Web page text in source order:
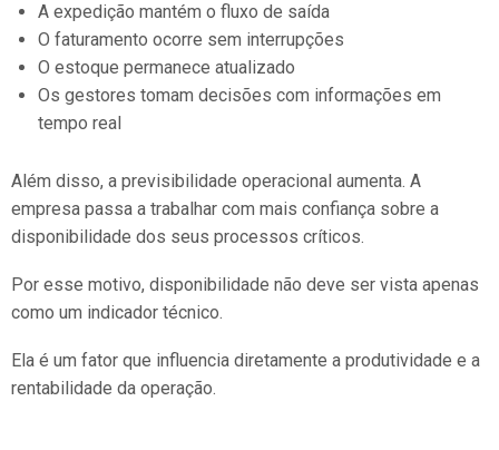
A expedição mantém o fluxo de saída
O faturamento ocorre sem interrupções
O estoque permanece atualizado
Os gestores tomam decisões com informações em
tempo real
Além disso, a previsibilidade operacional aumenta. A
empresa passa a trabalhar com mais confiança sobre a
disponibilidade dos seus processos críticos.
Por esse motivo, disponibilidade não deve ser vista apenas
como um indicador técnico.
Ela é um fator que influencia diretamente a produtividade e a
rentabilidade da operação.